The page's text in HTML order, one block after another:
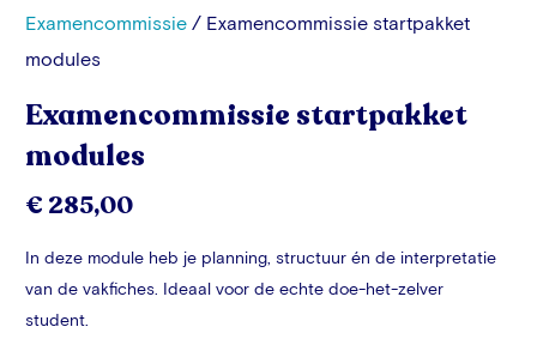
Examencommissie / Examencommissie startpakket
modules
Examencommissie startpakket
modules
€ 285,00
In deze module heb je planning, structuur én de interpretatie
van de vakfiches. Ideaal voor de echte doe-het-zelver
student.